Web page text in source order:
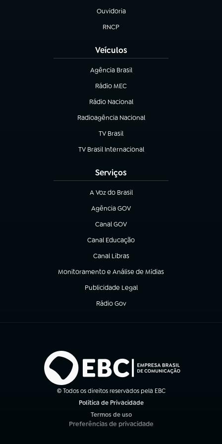
Ouvidoria
(abre em nova aba)
RNCP
(abre em nova aba)
Veículos
Agência Brasil
(abre em nova aba)
Rádio MEC
(abre em nova aba)
Rádio Nacional
Radioagência Nacional
(abre em nova aba)
TV Brasil
(abre em nova aba)
TV Brasil Internacional
(abre em nova aba)
Serviços
A Voz do Brasil
(abre em nova aba)
Agência GOV
(abre em nova aba)
Canal GOV
(abre em nova aba)
Canal Educação
(abre em nova aba)
Canal Libras
(abre em nova aba)
Monitoramento e Análise de Mídias
(abre em nova aba)
Publicidade Legal
(abre em nova aba)
Rádio Gov
(abre em nova aba)
© Todos os direitos reservados pela EBC
Política de Privacidade
Termos de uso
(abre em nova aba)
Preferências de privacidade